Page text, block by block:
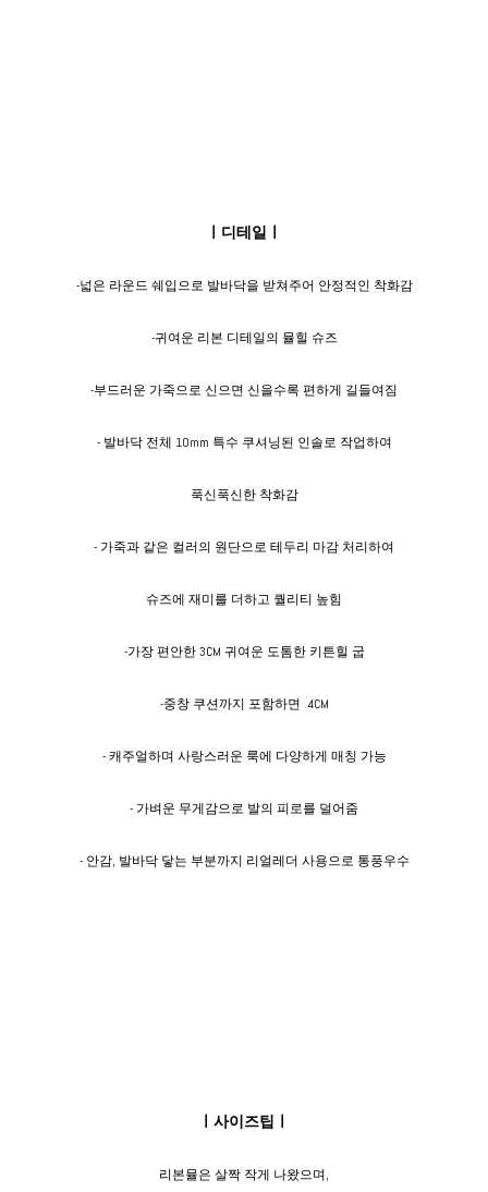
ㅣ디테일ㅣ
-넓은 라운드 쉐입으로 발바닥을 받쳐주어 안정적인 착화감
-귀여운 리본 디테일의 뮬힐 슈즈
-부드러운 가죽으로 신으면 신을수록 편하게 길들여짐
- 발바닥 전체 10mm 특수 쿠셔닝된 인솔로 작업하여
푹신푹신한 착화감
- 가죽과 같은 컬러의 원단으로 테두리 마감 처리하여
슈즈에 재미를 더하고 퀄리티 높힘
-가장 편안한 3CM 귀여운 도톰한 키튼힐 굽
-중창 쿠션까지 포함하면 4CM
- 캐주얼하며 사랑스러운 룩에 다양하게 매칭 가능
- 가벼운 무게감으로 발의 피로를 덜어줌
- 안감, 발바닥 닿는 부분까지 리얼레더 사용으로 통풍우수
ㅣ사이즈팁ㅣ
리본뮬은 살짝 작게 나왔으며,